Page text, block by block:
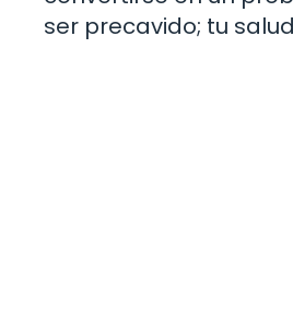
ser precavido; tu